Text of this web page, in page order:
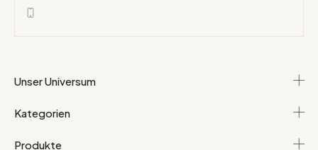
Unser Universum
Kategorien
Produkte